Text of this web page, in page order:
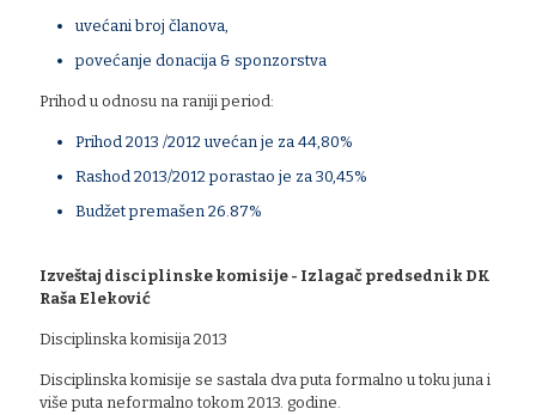
uvećani broj članova,
povećanje donacija & sponzorstva
Prihod u odnosu na raniji period:
Prihod 2013 /2012 uvećan je za 44,80%
Rashod 2013/2012 porastao je za 30,45%
Budžet premašen 26.87%
Izveštaj disciplinske komisije - Izlagač predsednik DK
Raša Eleković
Disciplinska komisija 2013
Disciplinska komisije se sastala dva puta formalno u toku juna i
više puta neformalno tokom 2013. godine.